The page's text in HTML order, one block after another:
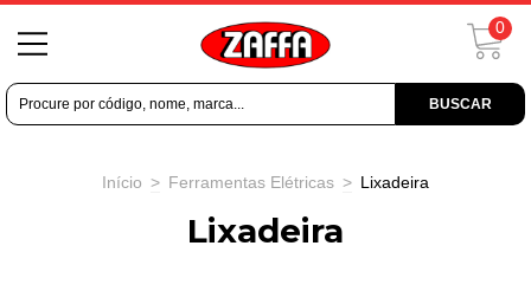
BUSCAR
0
Início > Ferramentas Elétricas > Lixadeira
Lixadeira